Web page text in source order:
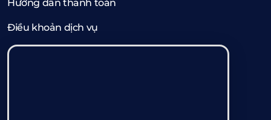
Hướng dẫn thanh toán
Điều khoản dịch vụ